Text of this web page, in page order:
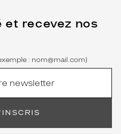
et recevez nos
: nom@mail.com)